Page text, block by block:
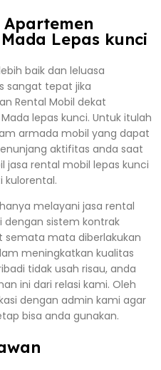
Lepas kunci
baik dan leluasa
sangat tepat jika
Rental Mobil dekat
lepas kunci. Untuk itulah
armada mobil yang dapat
aktifitas anda saat
jasa rental mobil lepas kunci
kulorental.
melayani jasa rental
dengan sistem kontrak
semata mata diberlakukan
meningkatkan kualitas
tidak usah risau, anda
ini dari relasi kami. Oleh
dengan admin kami agar
bisa anda gunakan.